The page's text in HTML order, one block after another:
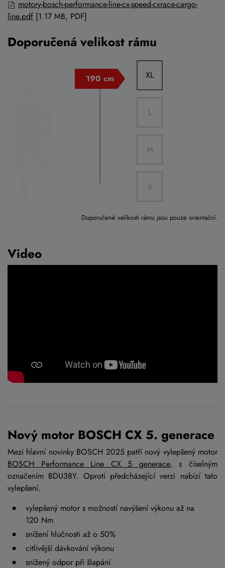
motory-bosch-performance-line-cx-speed-cxrace-cargo-
line.pdf [1.17 MB, PDF]
Doporučená velikost rámu
XL
L
M
S
Doporučené velikosti rámu jsou pouze orientační.
Video
Nový motor BOSCH CX 5. generace
Mezi hlavní novinky BOSCH 2025 patří nový vylepšený motor
BOSCH Performance Line CX 5 generace, s číselným
označením BDU38Y. Oproti předcházející verzi nabízí tato
vylepšení.
vylepšený motor s možností navýšení výkonu až na
120 Nm
snížení hlučnosti až o 50%
citlivější dávkování výkonu
snížený odpor při šlapání